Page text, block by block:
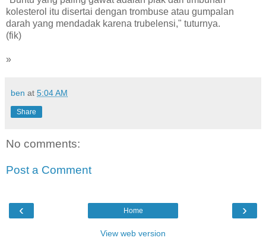
kolesterol itu disertai dengan trombuse atau gumpalan
darah yang mendadak karena trubelensi," tuturnya.
(fik)
»
ben at 5:04 AM
Share
No comments:
Post a Comment
‹ ›
Home
View web version